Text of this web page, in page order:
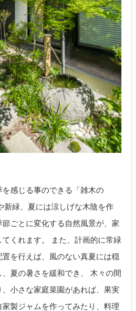
感じる事のできる「雑木の
新緑、夏には涼しげな木陰を作
節ごとに変化する自然風景が、家
くれます。 また、計画的に常緑
を行えば、風のない真夏には穏
夏の暑さを緩和でき、 木々の間
小さな家庭菜園があれば、果実
製ジャムを作ってみたり、料理